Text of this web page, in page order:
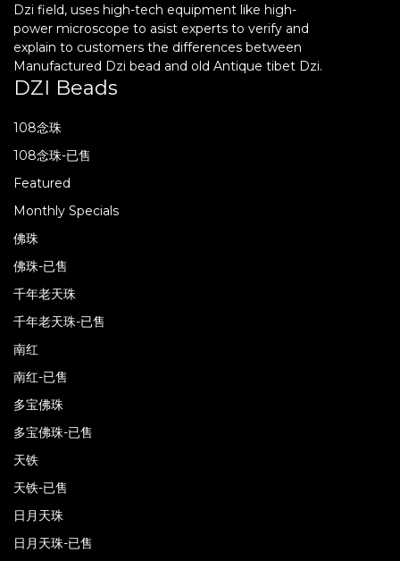
Dzi field, uses high-tech equipment like high-
power microscope to asist experts to verify and
explain to customers the differences between
Manufactured Dzi bead and old Antique tibet Dzi.
DZI Beads
108念珠
108念珠-已售
Featured
Monthly Specials
佛珠
佛珠-已售
千年老天珠
千年老天珠-已售
南红
南红-已售
多宝佛珠
多宝佛珠-已售
天铁
天铁-已售
日月天珠
日月天珠-已售